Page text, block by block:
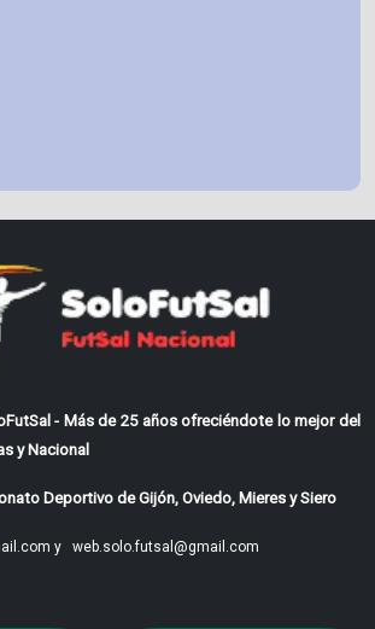
- Más de 25 años ofreciéndote lo mejor del
y Nacional
Deportivo de Gijón, Oviedo, Mieres y Siero
y web.solo.futsal@gmail.com